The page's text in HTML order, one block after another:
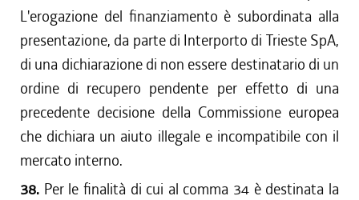
L'erogazione del finanziamento è subordinata alla
presentazione, da parte di Interporto di Trieste SpA,
di una dichiarazione di non essere destinatario di un
ordine di recupero pendente per effetto di una
precedente decisione della Commissione europea
che dichiara un aiuto illegale e incompatibile con il
mercato interno.
38. Per le finalità di cui al comma 34 è destinata la